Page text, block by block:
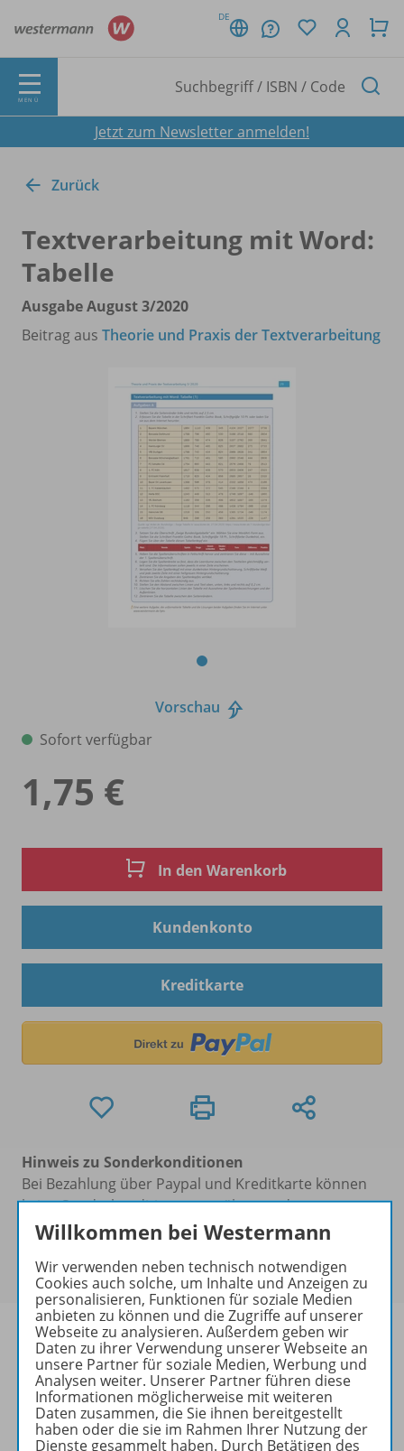
DE
MENÜ
Jetzt zum Newsletter anmelden!
Zurück
Textverarbeitung mit Word:
Tabelle
Ausgabe August 3/2020
Beitrag aus Theorie und Praxis der Textverarbeitung
Vorschau
Sofort verfügbar
1,75 €
In den Warenkorb
Kundenkonto
Kreditkarte
Hinweis zu Sonderkonditionen
Bei Bezahlung über Paypal und Kreditkarte können
keine Sonderkonditionen gewährt werden.
Sie haben ein passendes Spar-Paket?
sich bitte an.
Informationen
Willkommen bei Westermann
Wir verwenden neben technisch notwendigen
Cookies auch solche, um Inhalte und Anzeigen zu
personalisieren, Funktionen für soziale Medien
anbieten zu können und die Zugriffe auf unserer
Webseite zu analysieren. Außerdem geben wir
Daten zu ihrer Verwendung unserer Webseite an
unsere Partner für soziale Medien, Werbung und
Analysen weiter. Unserer Partner führen diese
Informationen möglicherweise mit weiteren
Daten zusammen, die Sie ihnen bereitgestellt
haben oder die sie im Rahmen Ihrer Nutzung der
Dienste gesammelt haben. Durch Betätigen des